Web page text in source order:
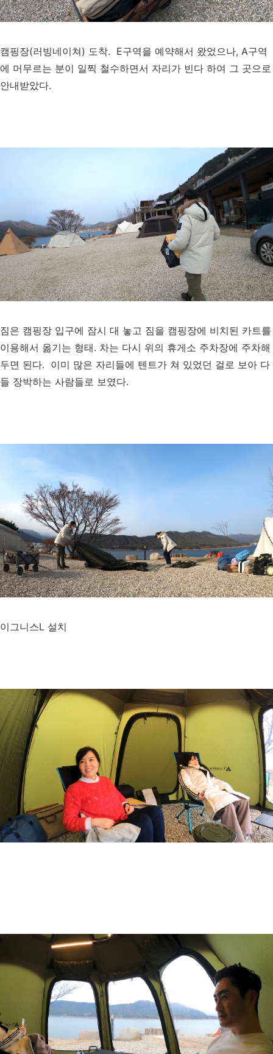
캠핑장(러빙네이쳐) 도착. E구역을 예약해서 왔었으나, A구역
에 머무르는 분이 일찍 철수하면서 자리가 빈다 하여 그 곳으로
안내받았다.
짐은 캠핑장 입구에 잠시 대 놓고 짐을 캠핑장에 비치된 카트를
이용해서 옮기는 형태. 차는 다시 위의 휴게소 주차장에 주차해
두면 된다. 이미 많은 자리들에 텐트가 쳐 있었던 걸로 보아 다
들 장박하는 사람들로 보였다.
이그니스L 설치